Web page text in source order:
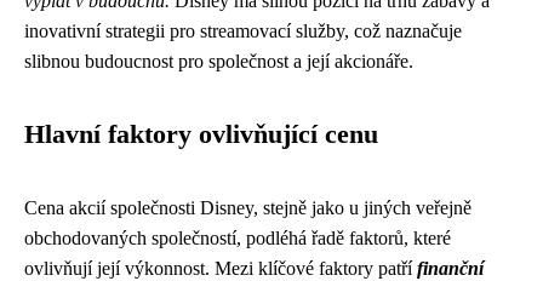
inovativní strategii pro streamovací služby, což naznačuje
slibnou budoucnost pro společnost a její akcionáře.
Hlavní faktory ovlivňující cenu
Cena akcií společnosti Disney, stejně jako u jiných veřejně
obchodovaných společností, podléhá řadě faktorů, které
ovlivňují její výkonnost. Mezi klíčové faktory patřífinanční